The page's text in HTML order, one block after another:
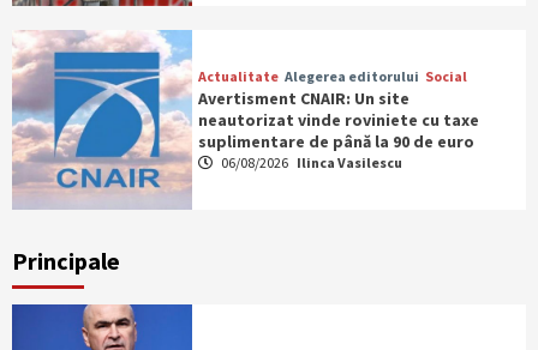
Actualitate Alegerea editorului Social
Avertisment CNAIR: Un site
neautorizat vinde roviniete cu taxe
suplimentare de până la 90 de euro
06/08/2026 Ilinca Vasilescu
Principale